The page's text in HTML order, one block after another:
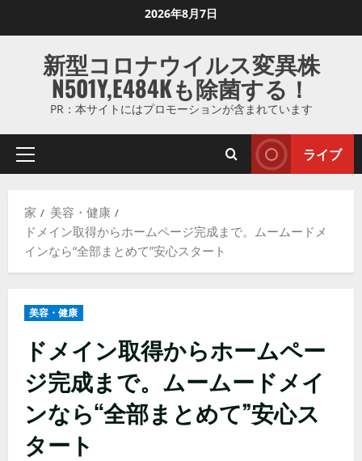
ス
ッ
2026年8月7日
新型コロナウイルス変異株
N501Y,E484Kも除菌する！
PR：本サイトにはプロモーションが含まれています
プ
マ
リ
メ
ー
ライブ
家
美容・健康
ドメイン取得からホームページ完成まで。ムームードメ
インなら“全部まとめて”安心スタート
美容・健康
ドメイン取得からホームペー
ジ完成まで。ムームードメイ
ンなら“全部まとめて”安心ス
タート